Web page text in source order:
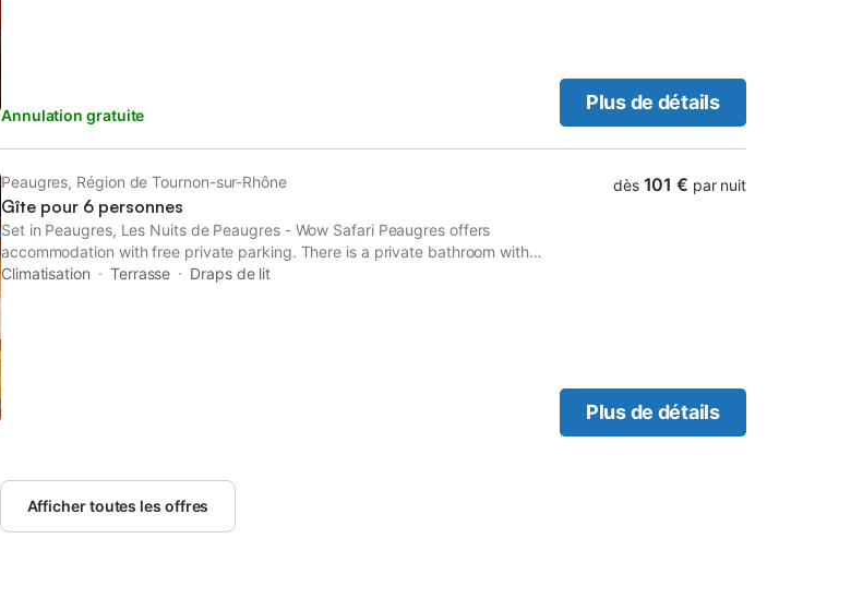
la ferme et une vente de pains et légumes bio le mardi soir et mercredi matin.
Annulation gratuite
Plus de détails
Peaugres, Région de Tournon-sur-Rhône
Gîte pour 6 personnes
Set in Peaugres, Les Nuits de Peaugres - Wow Safari Peaugres offers
accommodation with free private parking. There is a private bathroom with
shower and free toiletries in each unit, along with a hairdryer.
Climatisation Terrasse Draps de lit
dès 101 € par nuit
Plus de détails
Afficher toutes les offres